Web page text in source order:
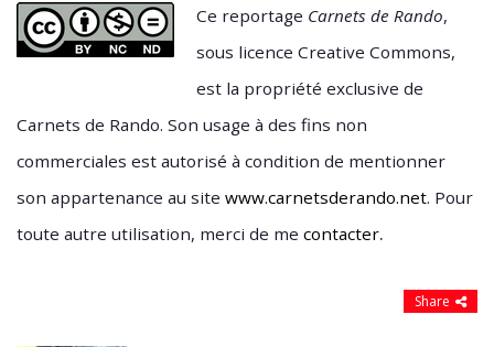
Ce reportage Carnets de Rando,
sous licence Creative Commons,
est la propriété exclusive de
Carnets de Rando. Son usage à des fins non
commerciales est autorisé à condition de mentionner
son appartenance au site www.carnetsderando.net. Pour
toute autre utilisation, merci de me contacter.
Share